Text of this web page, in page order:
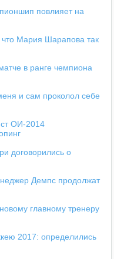
повлияет на
Мария Шарапова так
в ранге чемпиона
и сам проколол себе
ОИ-2014
договорились о
Демпс продолжат
главному тренеру
2017: определились